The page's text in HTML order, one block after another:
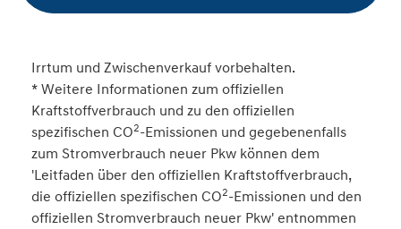
Irrtum und Zwischenverkauf vorbehalten.
* Weitere Informationen zum offiziellen
Kraftstoffverbrauch und zu den offiziellen
spezifischen CO2-Emissionen und gegebenenfalls
zum Stromverbrauch neuer Pkw können dem
'Leitfaden über den offiziellen Kraftstoffverbrauch,
die offiziellen spezifischen CO2-Emissionen und den
offiziellen Stromverbrauch neuer Pkw' entnommen